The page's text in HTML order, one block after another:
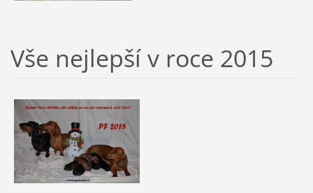
Vše nejlepší v roce 2015